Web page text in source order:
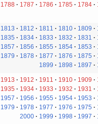
1784
1785
1786
1787
1788
1809
1810
1811
1812
1813
1831
1832
1833
1834
1835
1853
1854
1855
1856
1857
1875
1876
1877
1878
1879
1897
1898
1899
1909
1910
1911
1912
1913
1931
1932
1933
1934
1935
1953
1954
1955
1956
1957
1975
1976
1977
1978
1979
1997
1998
1999
2000